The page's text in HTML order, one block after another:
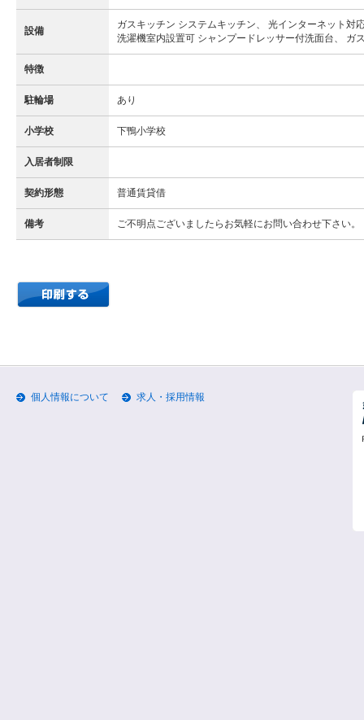
設備
ガスキッチン システムキッチン、 光インターネット対
洗濯機室内設置可 シャンプードレッサー付洗面台、 ガ
特徴
駐輪場 あり
小学校 下鴨小学校
入居者制限
契約形態 普通賃貸借
備考 ご不明点ございましたらお気軽にお問い合わせ下さい。
個人情報について 求人・採用情報